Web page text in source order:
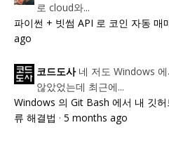
로 cloud와...
파이썬 + 빗썸 API 로 코인 자동 매
ago
코드도사 네 저도 Windows
않았었는데 최근에...
Windows 의 Git Bash 에서 내 깃
류 해결법 · 5 months ago